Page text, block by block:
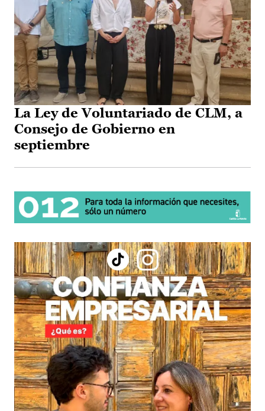
La Ley de Voluntariado de CLM, a
Consejo de Gobierno en
septiembre